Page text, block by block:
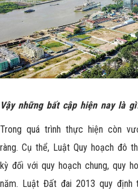
Vậy những bất cập hiện nay là
Trong quá trình thực hiện còn
ràng. Cụ thể, Luật Quy hoạch đô
kỳ đối với quy hoạch chung, quy
năm. Luật Đất đai 2013 quy định